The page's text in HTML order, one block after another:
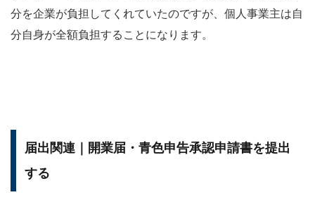
分を企業が負担してくれていたのですが、個人事業主は自
分自身が全額負担することになります。
届出関連｜開業届・青色申告承認申請書を提出
する